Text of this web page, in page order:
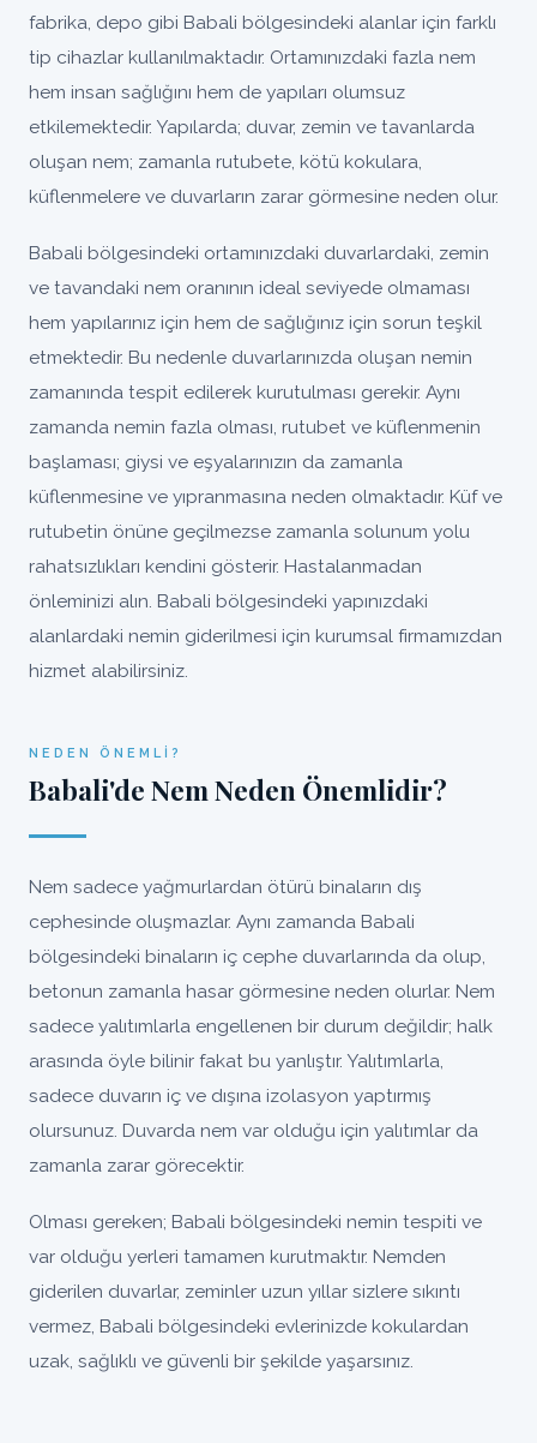
fabrika, depo gibi Babali bölgesindeki alanlar için farklı
tip cihazlar kullanılmaktadır. Ortamınızdaki fazla nem
hem insan sağlığını hem de yapıları olumsuz
etkilemektedir. Yapılarda; duvar, zemin ve tavanlarda
oluşan nem; zamanla rutubete, kötü kokulara,
küflenmelere ve duvarların zarar görmesine neden olur.
Babali bölgesindeki ortamınızdaki duvarlardaki, zemin
ve tavandaki nem oranının ideal seviyede olmaması
hem yapılarınız için hem de sağlığınız için sorun teşkil
etmektedir. Bu nedenle duvarlarınızda oluşan nemin
zamanında tespit edilerek kurutulması gerekir. Aynı
zamanda nemin fazla olması, rutubet ve küflenmenin
başlaması; giysi ve eşyalarınızın da zamanla
küflenmesine ve yıpranmasına neden olmaktadır. Küf ve
rutubetin önüne geçilmezse zamanla solunum yolu
rahatsızlıkları kendini gösterir. Hastalanmadan
önleminizi alın. Babali bölgesindeki yapınızdaki
alanlardaki nemin giderilmesi için kurumsal firmamızdan
hizmet alabilirsiniz.
NEDEN ÖNEMLI?
Babali'de Nem Neden Önemlidir?
Nem sadece yağmurlardan ötürü binaların dış
cephesinde oluşmazlar. Aynı zamanda Babali
bölgesindeki binaların iç cephe duvarlarında da olup,
betonun zamanla hasar görmesine neden olurlar. Nem
sadece yalıtımlarla engellenen bir durum değildir; halk
arasında öyle bilinir fakat bu yanlıştır. Yalıtımlarla,
sadece duvarın iç ve dışına izolasyon yaptırmış
olursunuz. Duvarda nem var olduğu için yalıtımlar da
zamanla zarar görecektir.
Olması gereken; Babali bölgesindeki nemin tespiti ve
var olduğu yerleri tamamen kurutmaktır. Nemden
giderilen duvarlar, zeminler uzun yıllar sizlere sıkıntı
vermez, Babali bölgesindeki evlerinizde kokulardan
uzak, sağlıklı ve güvenli bir şekilde yaşarsınız.